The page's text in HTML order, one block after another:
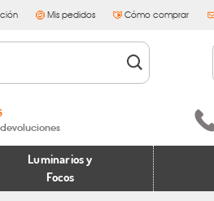
Mis pedidos Cómo comprar
Luminarios y
Focos